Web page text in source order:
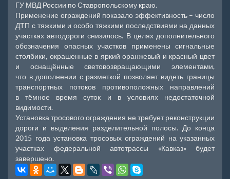
ГУ МВД России по Ставропольскому краю.
Применение ограждений показало эффективность – число
ДТП с тяжкими и особо тяжкими последствиями на данных
участках автодороги снизилось. В целях дополнительного
обозначения опасных участков применены сигнальные
столбики, окрашенные в яркий оранжевый и красный цвет
и оснащённые световозвращающими элементами,
что в дополнении с разметкой позволяет видеть границы
транспортных потоков противоположных направлений
в тёмное время суток и в условиях недостаточной
видимости.
Установка тросового ограждения не требует реконструкции
дороги и выделения разделительной полосы. До конца
2015 года установка тросовых ограждений на указанных
участках федеральной автотрассы «Кавказ» будет
завершено.